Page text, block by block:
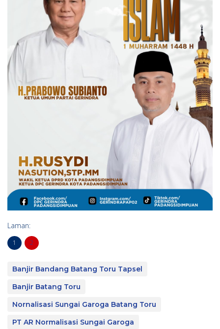
Laman:
1 2
Banjir Bandang Batang Toru Tapsel
Banjir Batang Toru
Nornalisasi Sungai Garoga Batang Toru
PT AR Normalisasi Sungai Garoga